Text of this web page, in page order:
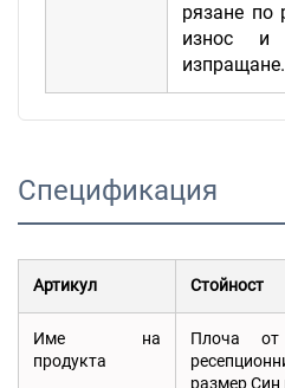
рязане по
износ и
изпращане.
Спецификация
Артикул Стойност
Име на
продукта
Плоча
размер Син